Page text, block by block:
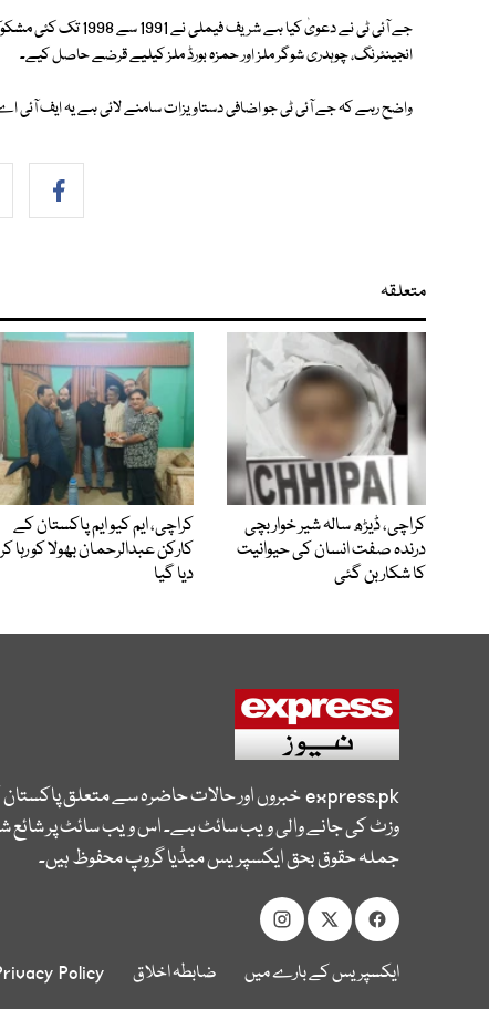
جے آئی ٹی نے دعویٰ کیا
انجینئرنگ، چوہدری شوگر ملز اور حمزہ بورڈ ملز کیلیے قرضے حاصل کیے۔
واضح رہے کہ جے آئی ٹی جو اضافی دستاویزات سامنے لائی ہے یہ ایف آئی
متعلقہ
کراچی، ڈیڑھ سالہ شیر خوار بچی
درندہ صفت انسان کی حیوانیت
کا شکار بن گئی
کراچی، ایم کیو ایم پاکستان کے
کارکن عبدالرحمان بھولا کو رہا کر
دیا گیا
express.pkخبروں اور حالات حاضرہ سے متعلق
وزٹ کی جانے والی ویب سائٹ ہے۔ اس ویب سائٹ پر شائع
جملہ حقوق بحق ایکسپریس میڈیا گروپ محفوظ ہیں۔
ایکسپریس کے بارے میں ضابطہ اخلاق Policy